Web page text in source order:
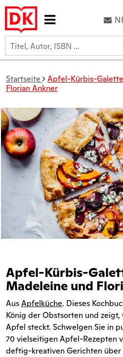
Startseite
Apfel-Kürbis-
Florian Ankner
Apfel-Kürbis-
Madeleine und
AusApfelküche. Dieses
König der Obstsorten und zeigt,
Apfel steckt. Schwelgen Sie in
70 vielseitigen Apfel-Rezepten
deftig-kreativen Gerichten über